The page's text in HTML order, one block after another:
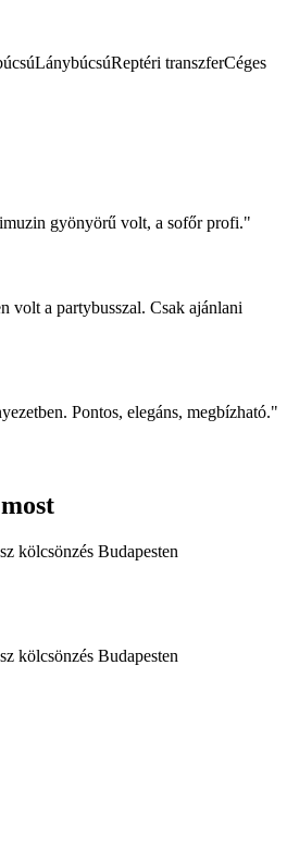
LánybúcsúReptéri transzferCéges
gyönyörű volt, a sofőr profi."
volt a partybusszal. Csak ajánlani
Pontos, elegáns, megbízható."
kölcsönzés Budapesten
kölcsönzés Budapesten